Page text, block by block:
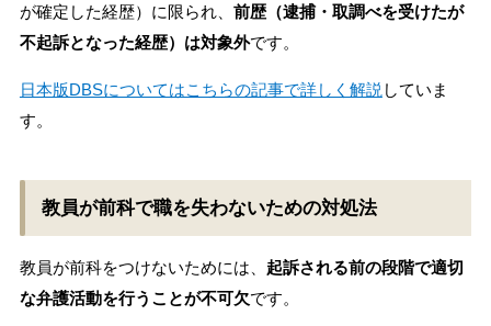
が確定した経歴）に限られ、 前歴（逮捕・取調べを受けたが
不起訴となった経歴）は対象外です。
日本版DBSについてはこちらの記事で詳しく解説 していま
す。
教員が前科で職を失わないための対処法
教員が前科をつけないためには、 起訴される前の段階で適切
な弁護活動を行うことが不可欠です。